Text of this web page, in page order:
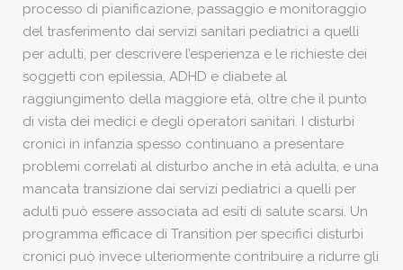
processo di pianificazione, passaggio e monitoraggio
del trasferimento dai servizi sanitari pediatrici a quelli
per adulti, per descrivere l’esperienza e le richieste dei
soggetti con epilessia, ADHD e diabete al
raggiungimento della maggiore età, oltre che il punto
di vista dei medici e degli operatori sanitari. I disturbi
cronici in infanzia spesso continuano a presentare
problemi correlati al disturbo anche in età adulta, e una
mancata transizione dai servizi pediatrici a quelli per
adulti può essere associata ad esiti di salute scarsi. Un
programma efficace di Transition per specifici disturbi
cronici può invece ulteriormente contribuire a ridurre gli